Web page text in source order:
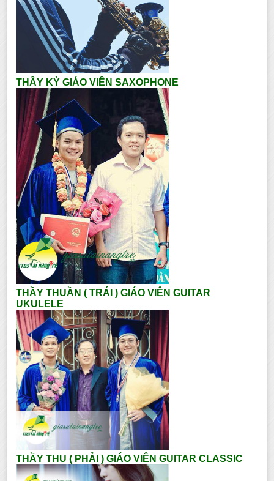
THẦY KỲ GIÁO VIÊN SAXOPHONE
THẦY THUẦN ( TRÁI ) GIÁO VIÊN GUITAR
UKULELE
THẦY THU ( PHẢI ) GIÁO VIÊN GUITAR CLASSIC